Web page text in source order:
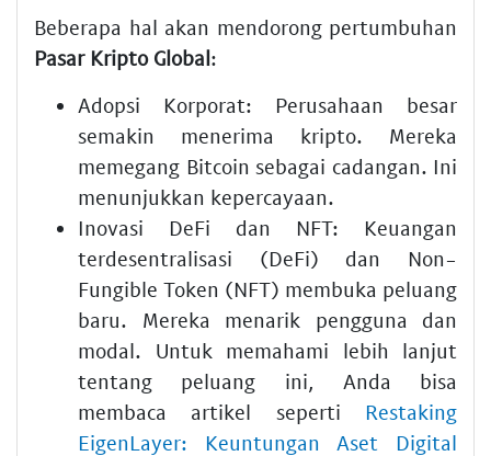
Beberapa hal akan mendorong pertumbuhan
Pasar Kripto Global:
Adopsi Korporat: Perusahaan besar
semakin menerima kripto. Mereka
memegang Bitcoin sebagai cadangan. Ini
menunjukkan kepercayaan.
Inovasi DeFi dan NFT: Keuangan
terdesentralisasi (DeFi) dan Non-
Fungible Token (NFT) membuka peluang
baru. Mereka menarik pengguna dan
modal. Untuk memahami lebih lanjut
tentang peluang ini, Anda bisa
membaca artikel seperti Restaking
EigenLayer: Keuntungan Aset Digital